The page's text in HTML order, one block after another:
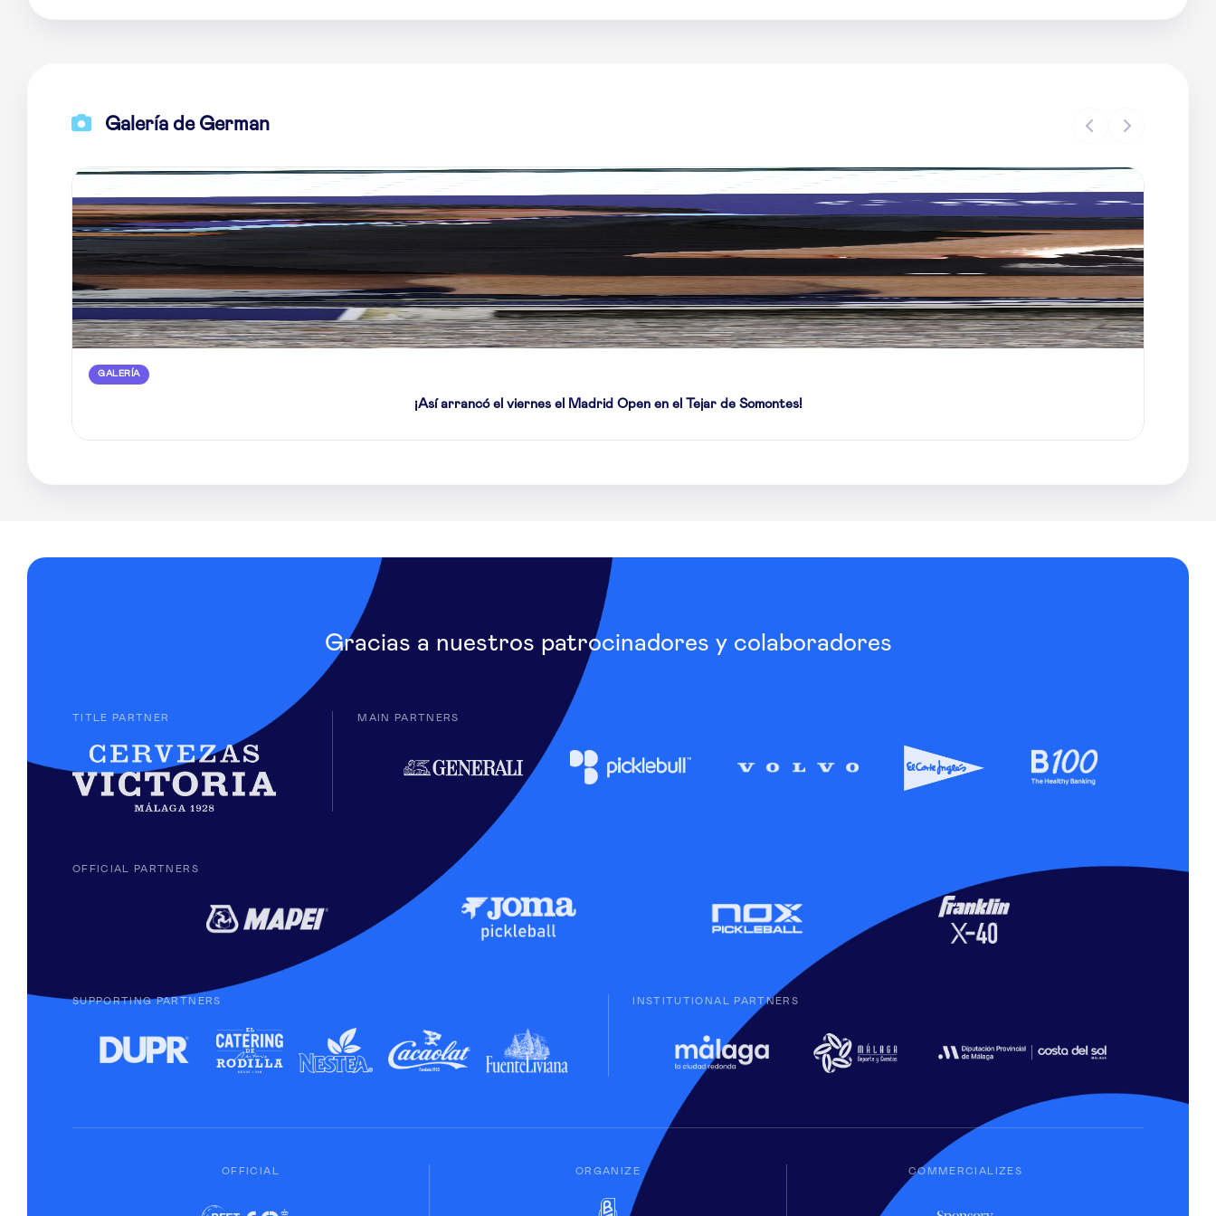
Galería de German
GALERÍA
¡Así arrancó el viernes el Madrid Open en el Tejar de Somontes!
Gracias a nuestros patrocinadores y colaboradores
TITLE PARTNER MAIN PARTNERS
OFFICIAL PARTNERS
SUPPORTING PARTNERS INSTITUTIONAL PARTNERS
OFFICIAL ORGANIZE COMMERCIALIZES